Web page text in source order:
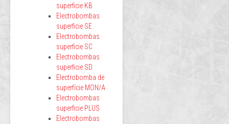
superficie KB
Electrobombas
superficie SE
Electrobombas
superficie SC
Electrobombas
superficie SD
Electrobomba de
superfície MON/A
Electrobombas
superficie PLUS
Electrobombas